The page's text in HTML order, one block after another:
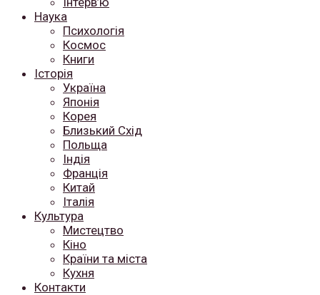
Наука
Психологія
Космос
Книги
Історія
Україна
Японія
Корея
Близький Схід
Польща
Індія
Франція
Китай
Італія
Культура
Мистецтво
Кіно
Країни та міста
Кухня
Контакти